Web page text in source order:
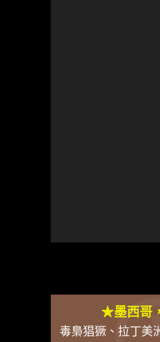
★墨西哥
毒梟猖獗、拉丁美